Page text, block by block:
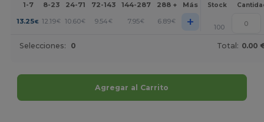
1-7 8-23 24-71 72-143 144-287 288 + Más Stock
13.25€ 12.19€ 10.60€ 9.54€ 7.95€ 6.89€ + 100
Selecciones: 0 Total: 0.00
Agregar al Carrito